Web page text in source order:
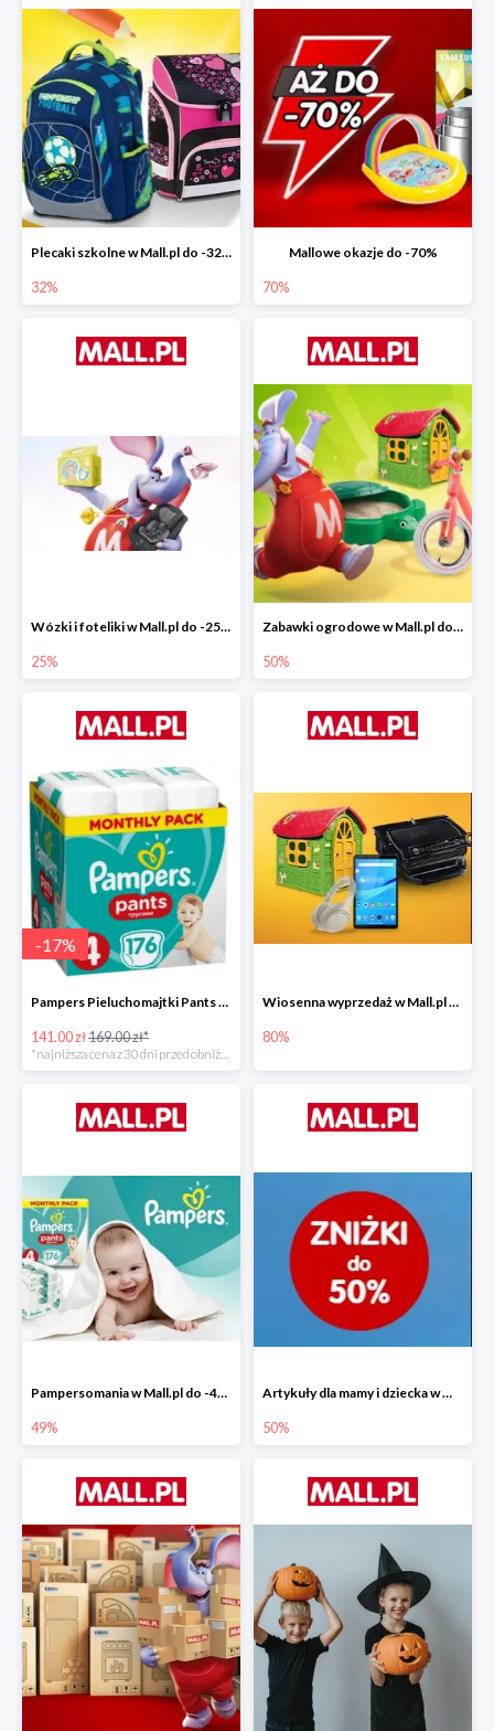
Plecaki szkolne w Mall.pl do -32%
32%
Mallowe okazje do -70%
70%
Wózki i foteliki w Mall.pl do -25%
25%
Zabawki ogrodowe w Mall.pl do -40%
50%
-17%
Pampers Pieluchomajtki Pants 4 (9-15 kg) 176 szt. -16%
141.00 zł169.00 zł*
Wiosenna wyprzedaż w Mall.pl do -80%
80%
Pampersomania w Mall.pl do -49%
49%
Artykuły dla mamy i dziecka w Mall.pl do -50%
50%